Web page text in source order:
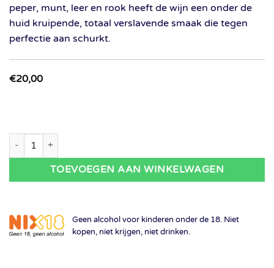
peper, munt, leer en rook heeft de wijn een onder de
huid kruipende, totaal verslavende smaak die tegen
perfectie aan schurkt.
€20,00
Domaine Jones - Vieux Cepage Syrah 2019 aantal
TOEVOEGEN AAN WINKELWAGEN
Geen alcohol voor kinderen onder de 18. Niet
kopen, niet krijgen, niet drinken.